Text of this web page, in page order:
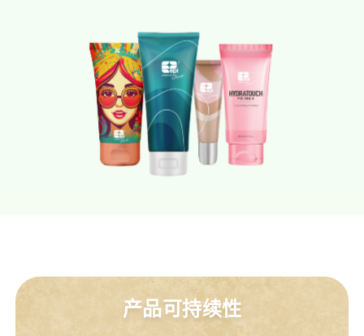
产品可持续性